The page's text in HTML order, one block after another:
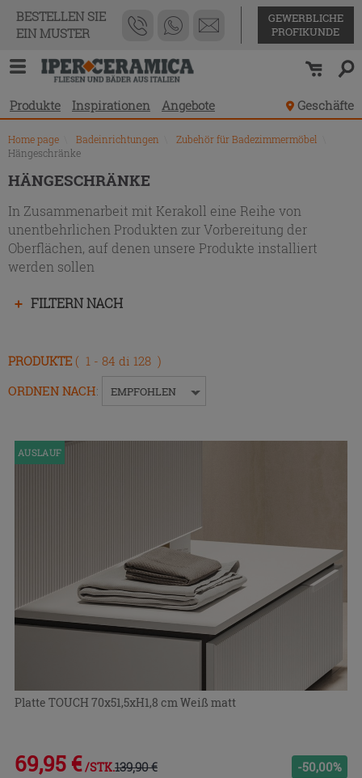
BESTELLEN SIE
EIN MUSTER
GEWERBLICHE
PROFIKUNDE
Produkte Inspirationen Angebote Geschäfte
Home page Badeinrichtungen Zubehör für Badezimmermöbel
Hängeschränke
HÄNGESCHRÄNKE
In Zusammenarbeit mit Kerakoll eine Reihe von
unentbehrlichen Produkten zur Vorbereitung der
Oberflächen, auf denen unsere Produkte installiert
werden sollen
Produktverzeichnis
FILTERN NACH
Drücken
um
das
bzw.
auszublenden.
PRODUKTE ( 1 - 84 di 128 )
ORDNEN NACH: EMPFOHLEN
AUSLAUF
Platte TOUCH 70x51,5xH1,8 cm Weiß matt
69,95 € /STK.139,90 € -50,00%